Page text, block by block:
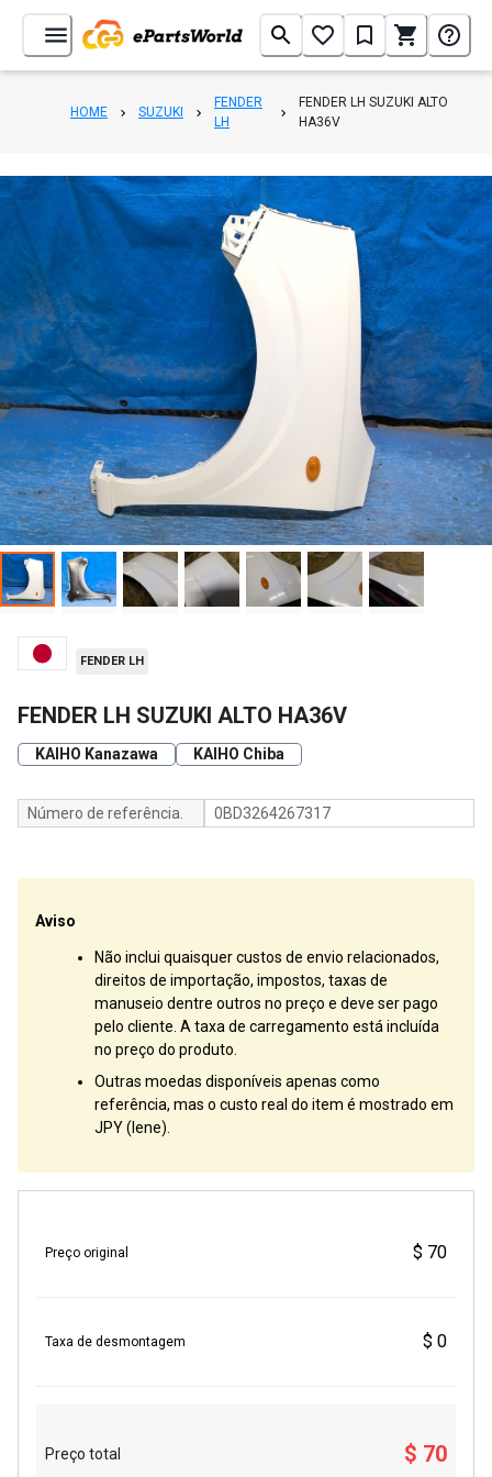
HOME SUZUKI
FENDER
LH
FENDER LH SUZUKI ALTO
HA36V
FENDER LH
FENDER LH SUZUKI ALTO HA36V
KAIHO Kanazawa KAIHO Chiba
Número de referência. 0BD3264267317
Aviso
Não inclui quaisquer custos de envio relacionados,
direitos de importação, impostos, taxas de
manuseio dentre outros no preço e deve ser pago
pelo cliente. A taxa de carregamento está incluída
no preço do produto.
Outras moedas disponíveis apenas como
referência, mas o custo real do item é mostrado em
JPY (Iene).
Preço original $ 70
Taxa de desmontagem $ 0
Preço total $ 70